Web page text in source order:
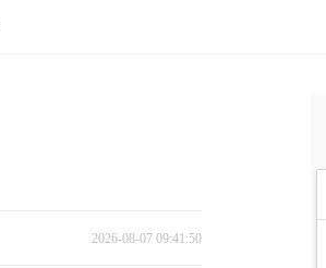
2026-08-07 09:41:50